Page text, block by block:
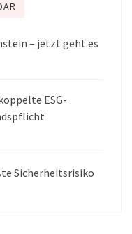
– jetzt geht es
ESG-
Sicherheitsrisiko